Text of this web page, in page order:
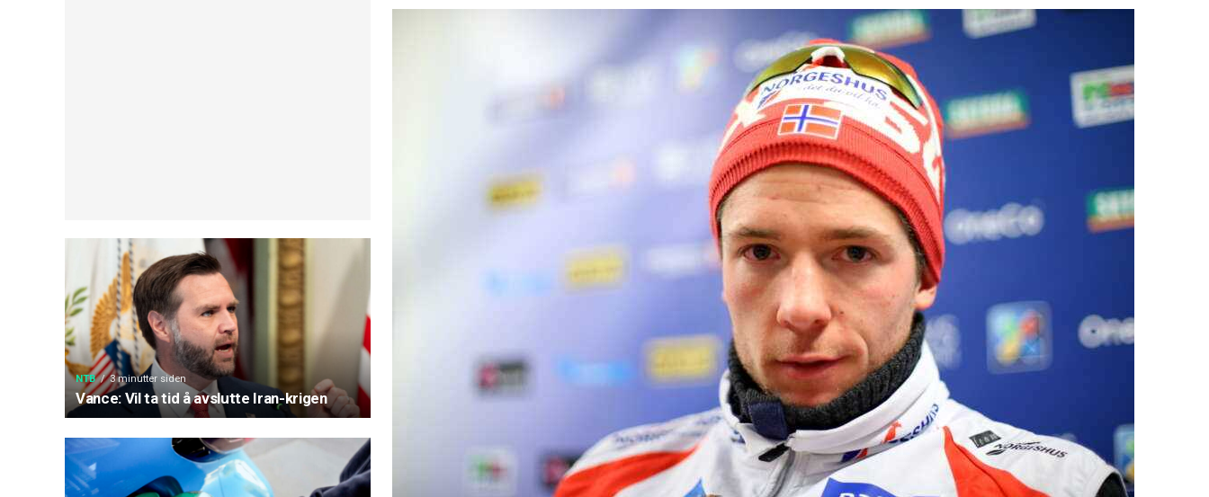
NTB 3 minutter siden
Vance: Vil ta tid å avslutte Iran-krigen